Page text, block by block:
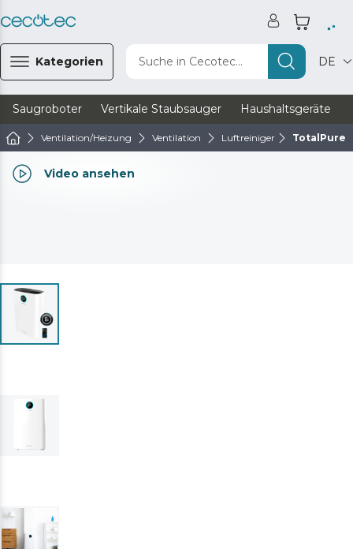
Kategorien Suche in Cecotec... DE
Saugroboter Vertikale Staubsauger Haushaltsgeräte
Ventilation/Heizung Ventilation Luftreiniger TotalPure
Video ansehen